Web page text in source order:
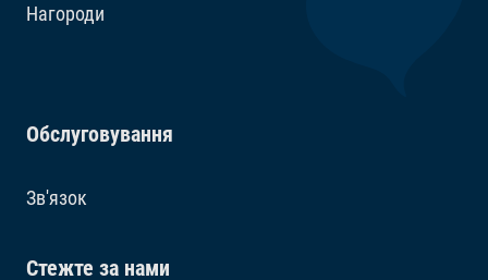
Hагороди
Обслуговування
Зв'язок
Стежте за нами